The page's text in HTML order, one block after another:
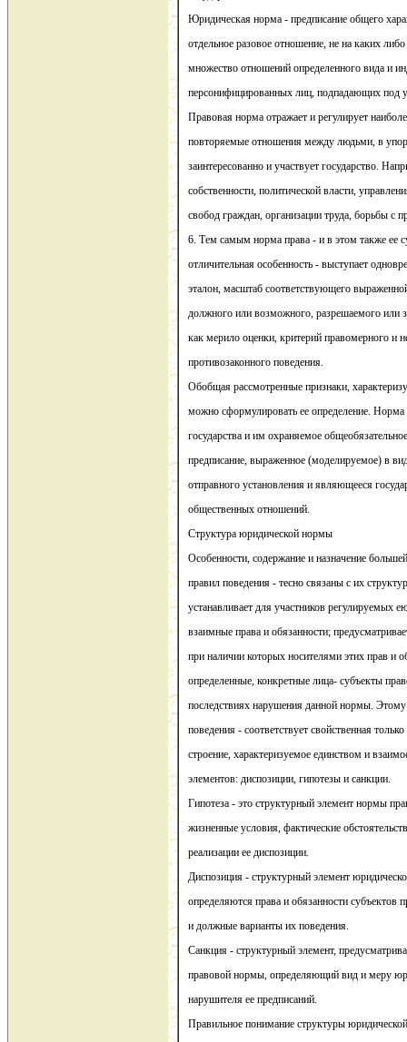
Юридическая норма - предписание общего
отдельное разовое отношение, не на каких
множество отношений определенного вида и
персонифицированных лиц, подпадающих под
Правовая норма отражает и регулирует
повторяемые отношения между людьми, в
заинтересованно и участвует государство.
собственности, политической власти,
свобод граждан, организации труда, борьбы с
6. Тем самым норма права - и в этом также ее
отличительная особенность - выступает
эталон, масштаб соответствующего
должного или возможного, разрешаемого или
как мерило оценки, критерий правомерного и
противозаконного поведения.
Обобщая рассмотренные признаки,
можно сформулировать ее определение. Норма
государства и им охраняемое
предписание, выраженное (моделируемое) в
отправного установления и являющееся
общественных отношений.
Структура юридической нормы
Особенности, содержание и назначение
правил поведения - тесно связаны с их
устанавливает для участников регулируемых
взаимные права и обязанности;
при наличии которых носителями этих прав и
определенные, конкретные лица- субъекты
последствиях нарушения данной нормы.
поведения - соответствует свойственная
строение, характеризуемое единством и
элементов: диспозиции, гипотезы и санкции.
Гипотеза - это структурный элемент нормы
жизненные условия, фактические
реализации ее диспозиции.
Диспозиция - структурный элемент
определяются права и обязанности субъектов
и должные варианты их поведения.
Санкция - структурный элемент,
правовой нормы, определяющий вид и меру
нарушителя ее предписаний.
Правильное понимание структуры